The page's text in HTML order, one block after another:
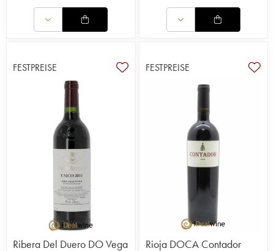
FESTPREISE
Ribera Del Duero DO Vega
FESTPREISE
Rioja DOCA Contador